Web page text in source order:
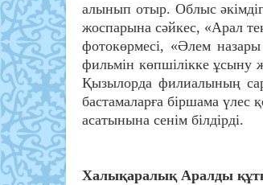
алынып отыр. Облыс
жоспарына сәйкес, «Арал
фотокөрмесі, «Әлем
фильмін көпшілікке
Қызылорда филиалының
бастамаларға біршама үлес
асатынына сенім білдірді.
Халықаралық Аралды